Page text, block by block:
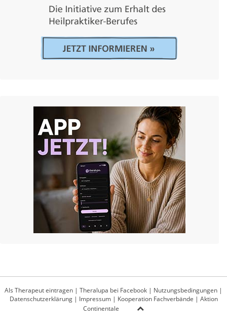
Als Therapeut eintragen | Theralupa bei Facebook | Nutzungsbedingungen |
Datenschutzerklärung| Impressum| Kooperation Fachverbände | Aktion
Continentale